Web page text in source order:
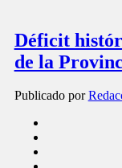
Déficit
de la
Publicado por